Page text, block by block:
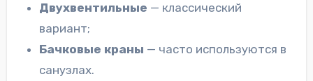
Двухвентильные — классический
вариант;
Бачковые краны — часто используются в
санузлах.